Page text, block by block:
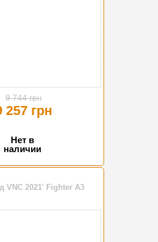
9 744 грн
257 грн
Нет в
наличии
VNC 2021' Fighter A3